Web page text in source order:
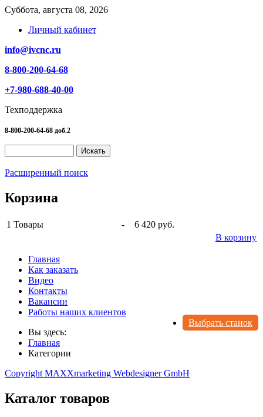
Суббота, августа 08, 2026
Личный кабинет
info@ivcnc.ru
8-800-200-64-68
+7-980-688-40-00
Техподдержка
8-800-200-64-68 доб.2
Расширенный поиск
Корзина
1 Товары -
6 420 руб.
В корзину
Главная
Как заказать
Видео
Контакты
Вакансии
Работы наших клиентов
Выбрать станок
Вы здесь:
Главная
Категории
Copyright MAXXmarketing Webdesigner GmbH
Каталог товаров